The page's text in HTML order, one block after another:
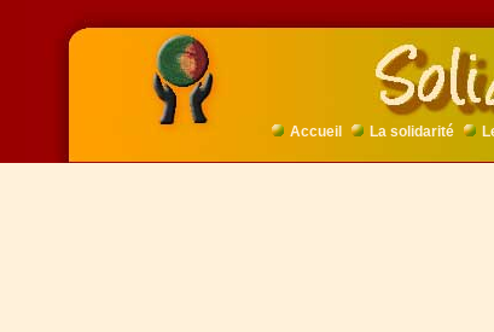
Accueil La solidarité